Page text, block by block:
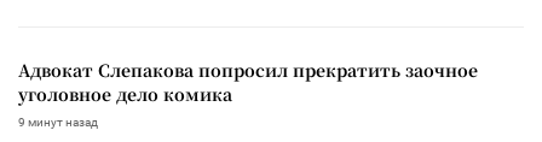
Адвокат Слепакова попросил прекратить заочное
уголовное дело комика
9 минут назад